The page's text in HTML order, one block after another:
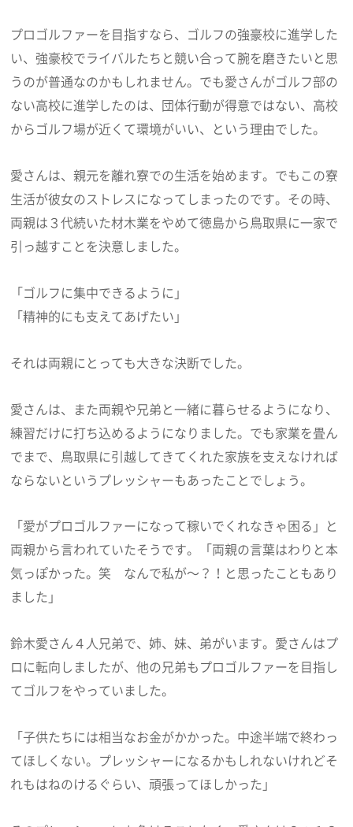
プロゴルファーを目指すなら、ゴルフの強豪校に進学した
い、強豪校でライバルたちと競い合って腕を磨きたいと思
うのが普通なのかもしれません。でも愛さんがゴルフ部の
ない高校に進学したのは、団体行動が得意ではない、高校
からゴルフ場が近くて環境がいい、という理由でした。
愛さんは、親元を離れ寮での生活を始めます。でもこの寮
生活が彼女のストレスになってしまったのです。その時、
両親は３代続いた材木業をやめて徳島から鳥取県に一家で
引っ越すことを決意しました。
「ゴルフに集中できるように」
「精神的にも支えてあげたい」
それは両親にとっても大きな決断でした。
愛さんは、また両親や兄弟と一緒に暮らせるようになり、
練習だけに打ち込めるようになりました。でも家業を畳ん
でまで、鳥取県に引越してきてくれた家族を支えなければ
ならないというプレッシャーもあったことでしょう。
「愛がプロゴルファーになって稼いでくれなきゃ困る」と
両親から言われていたそうです。「両親の言葉はわりと本
気っぽかった。笑 なんで私が～？！と思ったこともあり
ました」
鈴木愛さん４人兄弟で、姉、妹、弟がいます。愛さんはプ
ロに転向しましたが、他の兄弟もプロゴルファーを目指し
てゴルフをやっていました。
「子供たちには相当なお金がかかった。中途半端で終わっ
てほしくない。プレッシャーになるかもしれないけれどそ
れもはねのけるぐらい、頑張ってほしかった」